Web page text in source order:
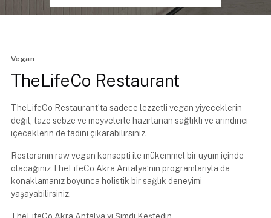
Vegan
TheLifeCo Restaurant
TheLifeCo Restaurant’ta sadece lezzetli vegan yiyeceklerin
değil, taze sebze ve meyvelerle hazırlanan sağlıklı ve arındırıcı
içeceklerin de tadını çıkarabilirsiniz.
Restoranın raw vegan konsepti ile mükemmel bir uyum içinde
olacağınız TheLifeCo Akra Antalya’nın programlarıyla da
konaklamanız boyunca holistik bir sağlık deneyimi
yaşayabilirsiniz.